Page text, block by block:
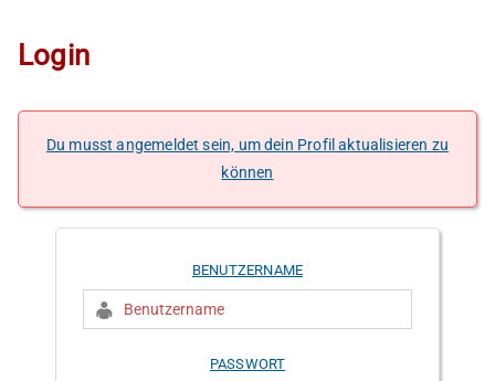
Login
Du musst angemeldet sein, um dein Profil aktualisieren zu
können
BENUTZERNAME
PASSWORT